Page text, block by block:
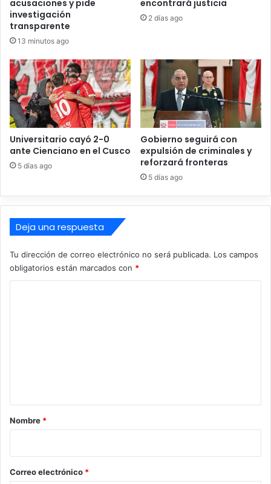
m
a
l
a
e
l
a
n
t
e
r
a
!
n
e
i
l
g
a
l
m
e
n
t
e
l
S
u
n
u
acusaciones y pide
investigación
transparente
13 minutos ago
encontrará justicia
2 días ago
Universitario cayó 2-0
ante Cienciano en el Cusco
5 días ago
Gobierno seguirá con
expulsión de criminales y
reforzará fronteras
5 días ago
Deja una respuesta
Tu dirección de correo electrónico no será publicada. Los campos
obligatorios están marcados con *
r
*
Nombre *
Correo electrónico *